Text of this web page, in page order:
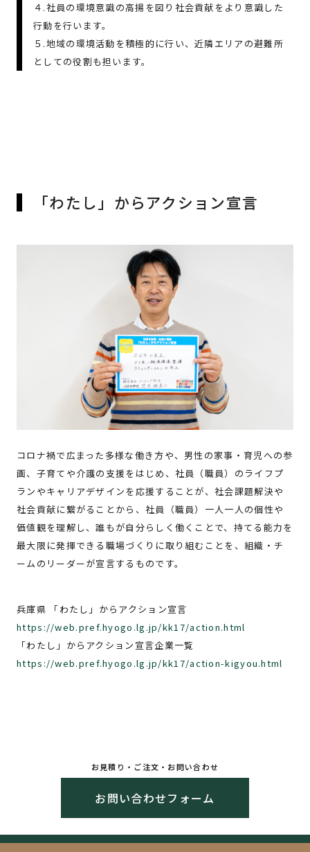
４.社員の環境意識の高揚を図り社会貢献をより意識した
行動を行います。
５.地域の環境活動を積極的に行い、近隣エリアの避難所
としての役割も担います。
「わたし」からアクション宣言
コロナ禍で広まった多様な働き方や、男性の家事・育児への参
画、子育てや介護の支援をはじめ、社員（職員）のライフプ
ランやキャリアデザインを応援することが、社会課題解決や
社会貢献に繋がることから、社員（職員）一人一人の個性や
価値観を理解し、誰もが自分らしく働くことで、持てる能力を
最大限に発揮できる職場づくりに取り組むことを、組織・チ
ームのリーダーが宣言するものです。
兵庫県 「わたし」からアクション宣言
https://web.pref.hyogo.lg.jp/kk17/action.html
「わたし」からアクション宣言企業一覧
https://web.pref.hyogo.lg.jp/kk17/action-kigyou.html
お見積り・ご注文・お問い合わせ
お問い合わせフォーム